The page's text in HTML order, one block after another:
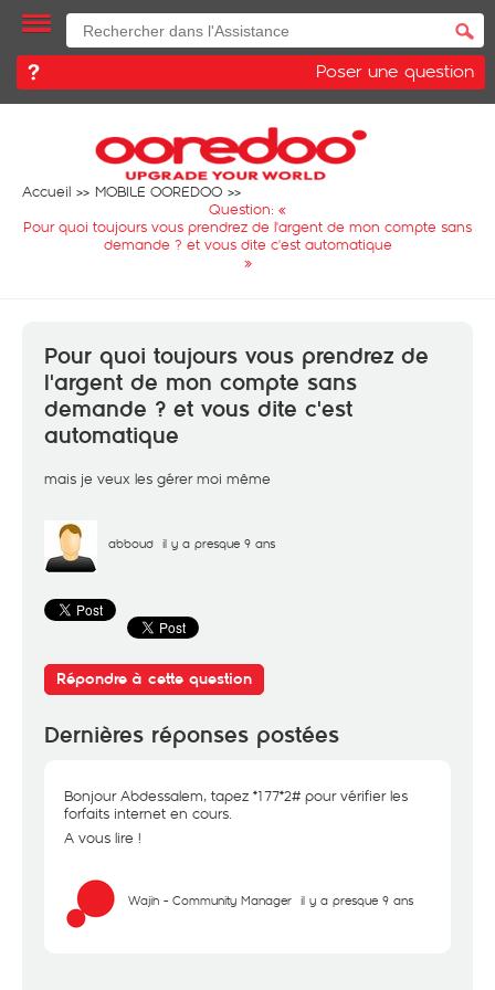
Poser une question
Accueil
MOBILE OOREDOO
Question: «
Pour quoi toujours vous prendrez de l'argent de mon compte sans
demande ? et vous dite c'est automatique
»
Pour quoi toujours vous prendrez de
l'argent de mon compte sans
demande ? et vous dite c'est
automatique
mais je veux les gérer moi même
abboud il y a presque 9 ans
Répondre à cette question
Dernières réponses postées
Bonjour Abdessalem, tapez *177*2# pour vérifier les
forfaits internet en cours.
A vous lire !
Wajih - Community Manager il y a presque 9 ans